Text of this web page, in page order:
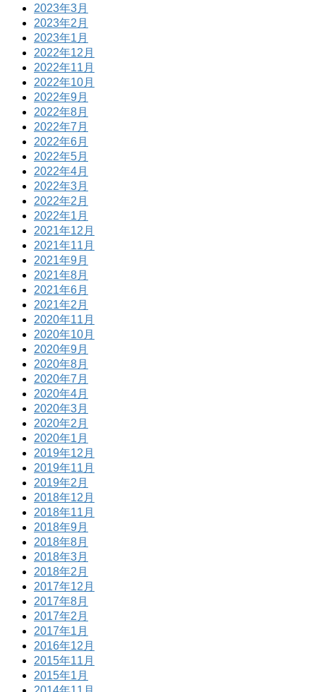
2023年3月
2023年2月
2023年1月
2022年12月
2022年11月
2022年10月
2022年9月
2022年8月
2022年7月
2022年6月
2022年5月
2022年4月
2022年3月
2022年2月
2022年1月
2021年12月
2021年11月
2021年9月
2021年8月
2021年6月
2021年2月
2020年11月
2020年10月
2020年9月
2020年8月
2020年7月
2020年4月
2020年3月
2020年2月
2020年1月
2019年12月
2019年11月
2019年2月
2018年12月
2018年11月
2018年9月
2018年8月
2018年3月
2018年2月
2017年12月
2017年8月
2017年2月
2017年1月
2016年12月
2015年11月
2015年1月